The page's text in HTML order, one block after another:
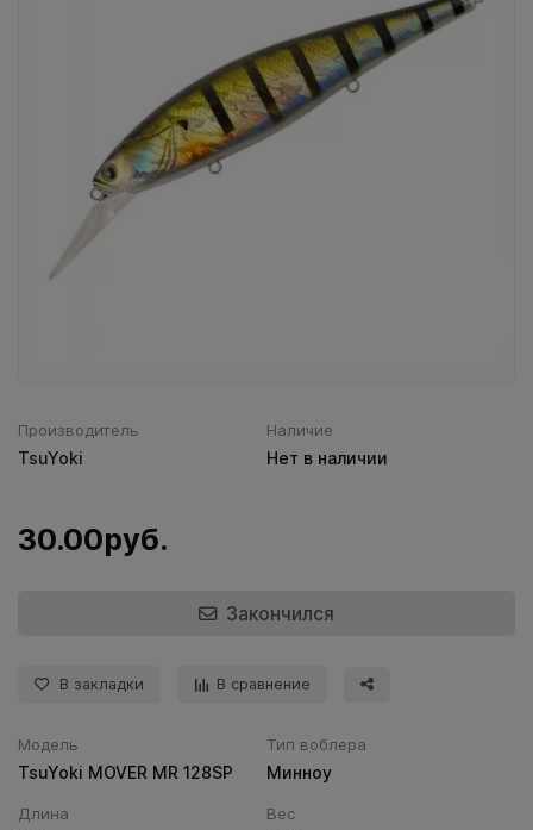
Все категории (9)
Производитель
TsuYoki
Наличие
Нет в наличии
30.00руб.
Закончился
В закладки В сравнение
Модель
TsuYoki MOVER MR 128SP
Тип воблера
Минноу
Длина Вес